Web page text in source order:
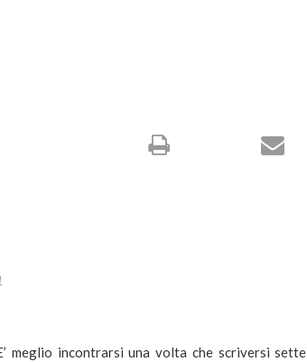
meglio incontrarsi una volta che scriversi sette